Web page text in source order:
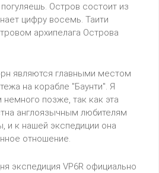
Остров состоит из
цифру восемь. Таити
архипелага Острова
являются главными местом
на корабле "Баунти". Я
позже, так как эта
англоязычным любителям
и к нашей экспедиции она
отношение.
экспедиция VP6R официально